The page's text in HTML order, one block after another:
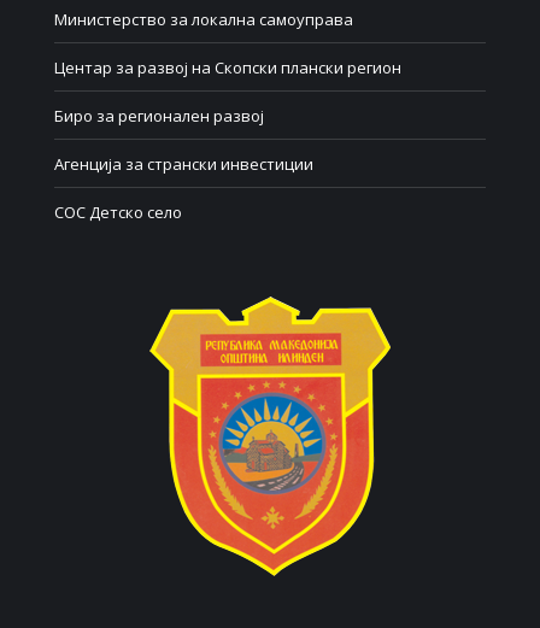
Министерство за локална самоуправа
Центар за развој на Скопски плански регион
Биро за регионален развој
Агенција за странски инвестиции
СОС Детско село